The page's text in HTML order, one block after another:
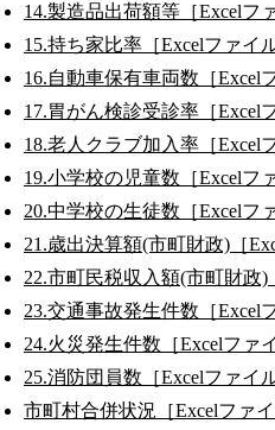
14.製造品出荷額等［Excelフ
15.持ち家比率［Excelファイ
16.自動車保有車両数［Excel
17.胃がん検診受診率［Excel
18.老人クラブ加入率［Excel
19.小学校の児童数［Excelフ
20.中学校の生徒数［Excelフ
21.歳出決算額(市町財政)［
22.市町民税収入額(市町財政)
23.交通事故発生件数［Excel
24.火災発生件数［Excelファ
25.消防団員数［Excelファイ
市町村合併状況［Excelファイ